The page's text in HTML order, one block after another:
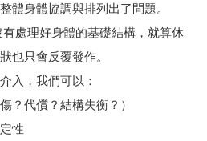
體身體協調與排列出了問題 。
處理好身體的基礎結構，就算休
也只會反覆發作。
入，我們可以：
？代償？結構失衡？）
性